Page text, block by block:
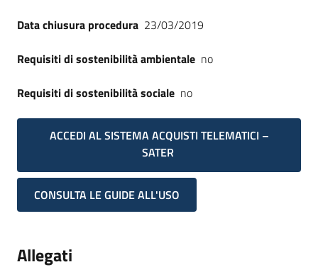
Data chiusura procedura 23/03/2019
Requisiti di sostenibilità ambientale no
Requisiti di sostenibilità sociale no
ACCEDI AL SISTEMA ACQUISTI TELEMATICI –
SATER
CONSULTA LE GUIDE ALL'USO
Allegati